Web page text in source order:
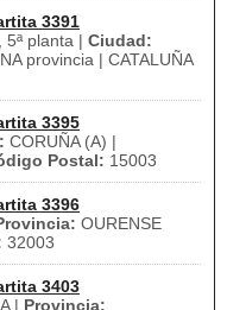
3391
planta | Ciudad:
provincia | CATALUÑA
3395
CORUÑA (A) |
Postal: 15003
3396
OURENSE
32003
3403
| Provincia: